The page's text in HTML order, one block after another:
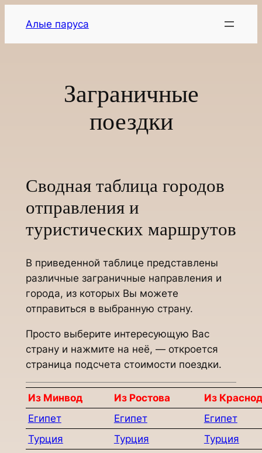
содержимому
Алые паруса
Заграничные
поездки
Сводная таблица городов
отправления и
туристических маршрутов
В приведенной таблице представлены
различные заграничные направления и
города, из которых Вы можете
отправиться в выбранную страну.
Просто выберите интересующую Вас
страну и нажмите на неё, — откроется
страница подсчета стоимости поездки.
Из Минвод Из Ростова
Из
Египет
Египет
Египет
Турция
Турция
Турция